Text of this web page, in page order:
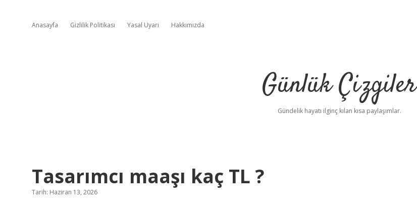
Anasayfa Gizlilik Politikası Yasal Uyarı Hakkımızda
Günlük Çizgiler
Gündelik hayatı ilginç kılan kısa paylaşımlar.
Tasarımcı maaşı kaç TL ?
Tarih: Haziran 13, 2026